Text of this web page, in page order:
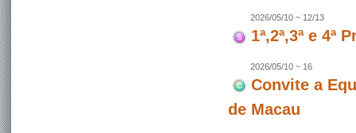
2026/05/10 ~ 12/13
1ª,2ª,3ª e 4ª
2026/05/10 ~ 16
Convite a
de Macau